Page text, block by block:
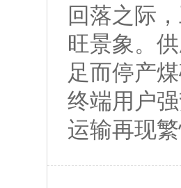
回落之际
旺景象。
足而停产
终端用户
运输再现